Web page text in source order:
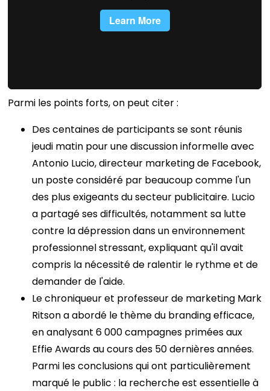
Parmi les points forts, on peut citer :
Des centaines de participants se sont réunis
jeudi matin pour une discussion informelle avec
Antonio Lucio, directeur marketing de Facebook,
un poste considéré par beaucoup comme l'un
des plus exigeants du secteur publicitaire. Lucio
a partagé ses difficultés, notamment sa lutte
contre la dépression dans un environnement
professionnel stressant, expliquant qu'il avait
compris la nécessité de ralentir le rythme et de
demander de l'aide.
Le chroniqueur et professeur de marketing Mark
Ritson a abordé le thème du branding efficace,
en analysant 6 000 campagnes primées aux
Effie Awards au cours des 50 dernières années.
Parmi les conclusions qui ont particulièrement
marqué le public : la recherche est essentielle à